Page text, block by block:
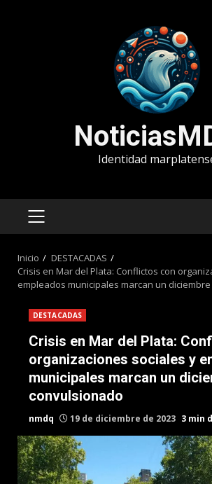
Identidad
MENÚ
Inicio
DESTACADAS
Crisis en Mar del Plata: Conflictos con
empleados municipales marcan un
DESTACADAS
Crisis en Mar del Plata:
organizaciones sociales y
municipales marcan un
convulsionado
nmdq 19 de diciembre de 2023 3 min